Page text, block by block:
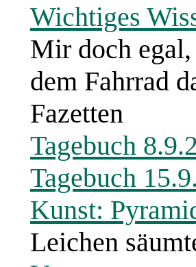
Wichtiges
Mir doch
dem Fahrrad
Fazetten
Tagebuch
Tagebuch
Kunst:
Leichen